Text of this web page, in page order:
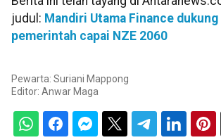
judul: Mandiri Utama Finance
pemerintah capai NZE 2060
Pewarta: Suriani Mappong
Editor: Anwar Maga